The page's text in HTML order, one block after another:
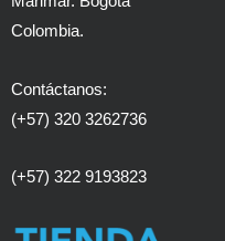
Colombia.
Contáctanos:
(+57) 320 3262736
(+57) 322 9193823